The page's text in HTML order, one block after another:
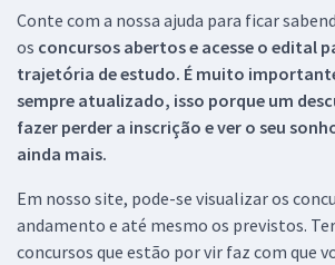
Conte com a nossa ajuda para ficar
os concursos abertos e acesse o edital
trajetória de estudo. É muito
sempre atualizado, isso porque um
fazer perder a inscrição e ver o seu
ainda mais.
Em nosso site, pode-se visualizar os
andamento e até mesmo os previstos.
concursos que estão por vir faz com que